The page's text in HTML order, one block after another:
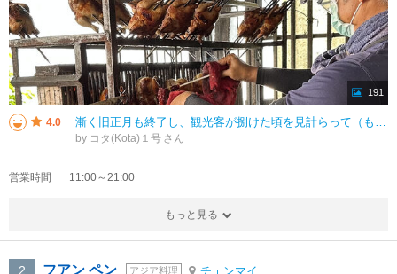
191
4.0 漸く旧正月も終了し、観光客が捌けた頃を見計らって（もうすぐ野焼きによる大気汚染の季節が来て、その後は地獄のような灼熱の日々が続くので、この時期を逃すと、雨季直前まで待たなければならなくなってしまうので…）、チェンマイまでさ
by コタ(Kota)１号
営業時間 11:00～21:00
もっと見る
2 フアン ペン アジア料理 チェンマイ